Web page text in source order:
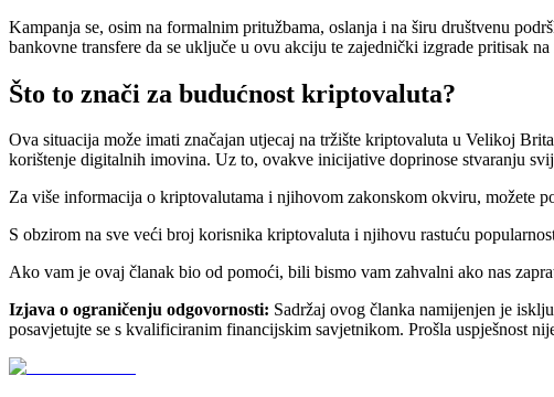
Kampanja se, osim na formalnim pritužbama, oslanja i na širu društvenu
bankovne transfere da se uključe u ovu akciju te zajednički izgrade pritisak
Što to znači za budućnost kriptovaluta?
Ova situacija može imati značajan utjecaj na tržište kriptovaluta u Velikoj
korištenje digitalnih imovina. Uz to, ovakve inicijative doprinose stvaranju
Za više informacija o kriptovalutama i njihovom zakonskom okviru, možete
S obzirom na sve veći broj korisnika kriptovaluta i njihovu rastuću
Ako vam je ovaj članak bio od pomoći, bili bismo vam zahvalni ako nas
Izjava o ograničenju odgovornosti: Sadržaj ovog članka namijenjen je
posavjetujte se s kvalificiranim financijskim savjetnikom. Prošla uspješnost